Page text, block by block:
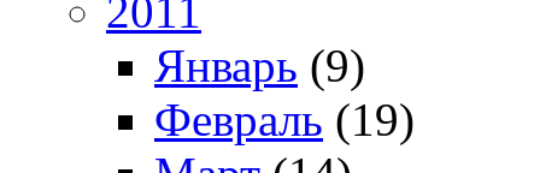
2011
Январь (9)
Февраль (19)